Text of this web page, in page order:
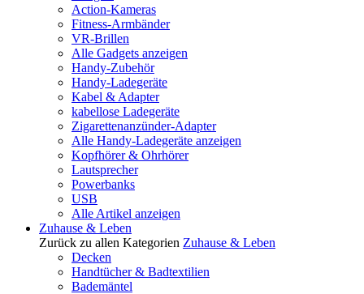
Action-Kameras
Fitness-Armbänder
VR-Brillen
Alle Gadgets anzeigen
Handy-Zubehör
Handy-Ladegeräte
Kabel & Adapter
kabellose Ladegeräte
Zigarettenanzünder-Adapter
Alle Handy-Ladegeräte anzeigen
Kopfhörer & Ohrhörer
Lautsprecher
Powerbanks
USB
Alle Artikel anzeigen
Zuhause & Leben
Zurück zu allen Kategorien Zuhause & Leben
Decken
Handtücher & Badtextilien
Bademäntel